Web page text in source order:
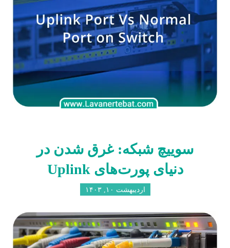
سوییچ شبکه: غرق شدن در
دنیای پورت‌های Uplink
اردیبهشت ۱۰, ۱۴۰۳